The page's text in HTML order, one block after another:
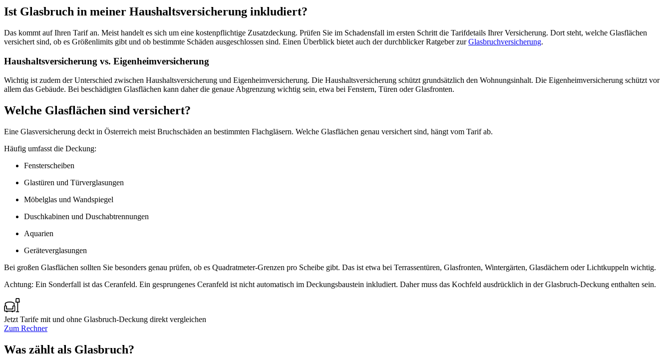
Ist Glasbruch in meiner Haushaltsversicherung inkludiert?
Das kommt auf Ihren Tarif an. Meist handelt es sich um eine kostenpflichtige Zusatzdeckung. Prüfen Sie im Schadensfall im ersten Schritt die Tarifdetails Ihrer Versicherung. Dort steht, welche Glasflächen
versichert sind, ob es Größenlimits gibt und ob bestimmte Schäden ausgeschlossen sind. Einen Überblick bietet auch der durchblicker Ratgeber zurGlasbruchversicherung.
Haushaltsversicherung vs. Eigenheimversicherung
Wichtig ist zudem der Unterschied zwischen Haushaltsversicherung und Eigenheimversicherung. Die Haushaltsversicherung schützt grundsätzlich den Wohnungsinhalt. Die Eigenheimversicherung schützt vor
allem das Gebäude. Bei beschädigten Glasflächen kann daher die genaue Abgrenzung wichtig sein, etwa bei Fenstern, Türen oder Glasfronten.
Welche Glasflächen sind versichert?
Eine Glasversicherung deckt in Österreich meist Bruchschäden an bestimmten Flachgläsern. Welche Glasflächen genau versichert sind, hängt vom Tarif ab.
Häufig umfasst die Deckung:
Fensterscheiben
Glastüren und Türverglasungen
Möbelglas und Wandspiegel
Duschkabinen und Duschabtrennungen
Aquarien
Geräteverglasungen
Bei großen Glasflächen sollten Sie besonders genau prüfen, ob es Quadratmeter-Grenzen pro Scheibe gibt. Das ist etwa bei Terrassentüren, Glasfronten, Wintergärten, Glasdächern oder Lichtkuppeln wichtig.
Achtung: Ein Sonderfall ist das Ceranfeld. Ein gesprungenes Ceranfeld ist nicht automatisch im Deckungsbaustein inkludiert. Daher muss das Kochfeld ausdrücklich in der Glasbruch-Deckung enthalten sein.
Jetzt Tarife mit und ohne Glasbruch-Deckung direkt vergleichen
Zum Rechner
Was zählt als Glasbruch?